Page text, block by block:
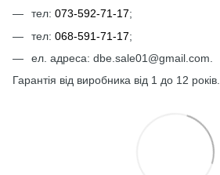
тел: 073-592-71-17;
тел: 068-591-71-17;
ел. адреса: dbe.sale01@gmail.com.
Гарантія від виробника від 1 до 12 років.